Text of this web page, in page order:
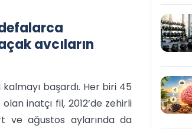
avcıların
başardı. Her biri 45
inatçı fil, 2012’de zehirli
ve ağustos aylarında da